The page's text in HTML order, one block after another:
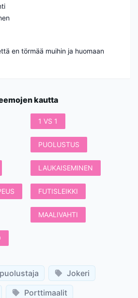
en törmää muihin ja huomaan
kautta
1 VS 1
PUOLUSTUS
LAUKAISEMINEN
FUTISLEIKKI
MAALIVAHTI
Jokeri
Porttimaalit